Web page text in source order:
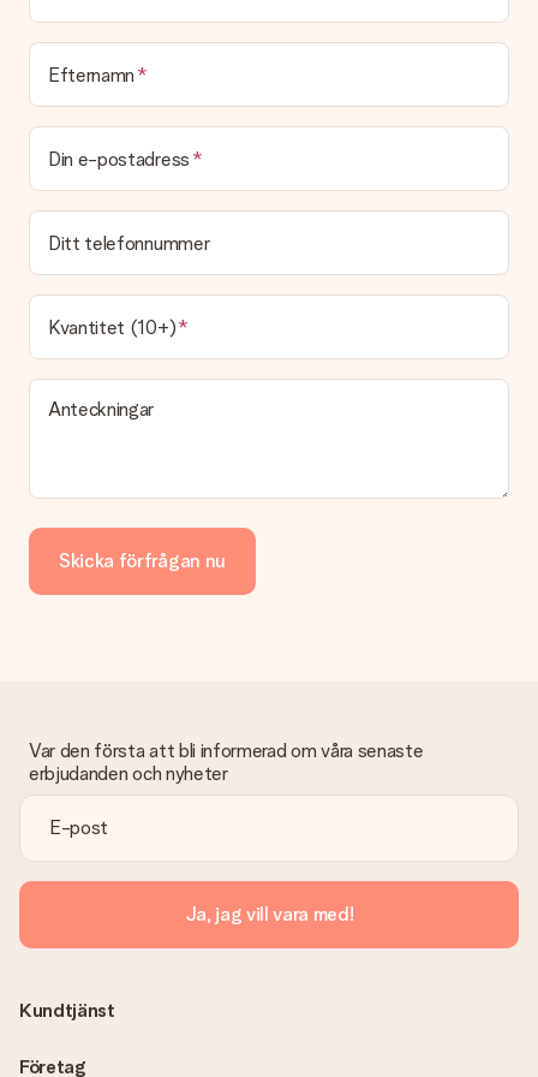
Efternamn
Din e-postadress
Ditt telefonnummer
Kvantitet (10+)
Anteckningar
Skicka förfrågan nu
Var den första att bli informerad om våra senaste
erbjudanden och nyheter
Ja, jag vill vara med!
Kundtjänst
Företag